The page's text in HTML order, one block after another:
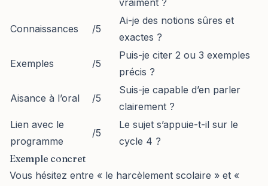
vraiment ?
Connaissances /5
Ai-je des notions sûres et
exactes ?
Exemples /5
Puis-je citer 2 ou 3 exemples
précis ?
Aisance à l’oral /5
Suis-je capable d’en parler
clairement ?
Lien avec le
programme
/5
Le sujet s’appuie-t-il sur le
cycle 4 ?
Exemple concret
Vous hésitez entre « le harcèlement scolaire » et «